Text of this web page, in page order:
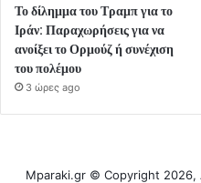
Το δίλημμα του Τραμπ για το
Ιράν: Παραχωρήσεις για να
ανοίξει το Ορμούζ ή συνέχιση
του πολέμου
3 ώρες ago
Mparaki.gr © Copyright